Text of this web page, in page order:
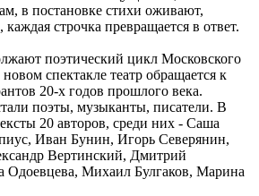
в постановке стихи оживают,
каждая строчка превращается в ответ.
поэтический цикл Московского
спектакле театр обращается к
20-х годов прошлого века.
поэты, музыканты, писатели. В
20 авторов, среди них - Саша
Иван Бунин, Игорь Северянин,
Вертинский, Дмитрий
Михаил Булгаков, Марина